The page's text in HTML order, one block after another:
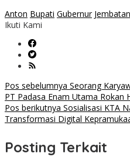
Anton Bupati Gubernur Jembatan
Ikuti Kami
Navigasi
pos
Pos sebelumnya Seorang
PT Padasa Enam Utama Rokan
Pos berikutnya Sosialisasi KTA
Transformasi Digital
Posting Terkait